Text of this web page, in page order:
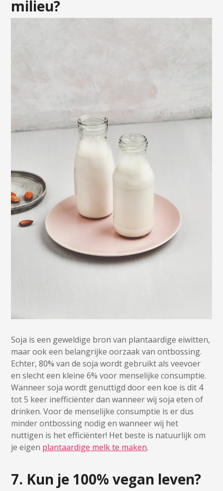
milieu?
Soja is een geweldige bron van plantaardige eiwitten,
maar ook een belangrijke oorzaak van ontbossing.
Echter, 80% van de soja wordt gebruikt als veevoer
en slecht een kleine 6% voor menselijke consumptie.
Wanneer soja wordt genuttigd door een koe is dit 4
tot 5 keer inefficiënter dan wanneer wij soja eten of
drinken. Voor de menselijke consumptie is er dus
minder ontbossing nodig en wanneer wij het
nuttigen is het efficiënter! Het beste is natuurlijk om
je eigen plantaardige melk te maken.
7. Kun je 100% vegan leven?